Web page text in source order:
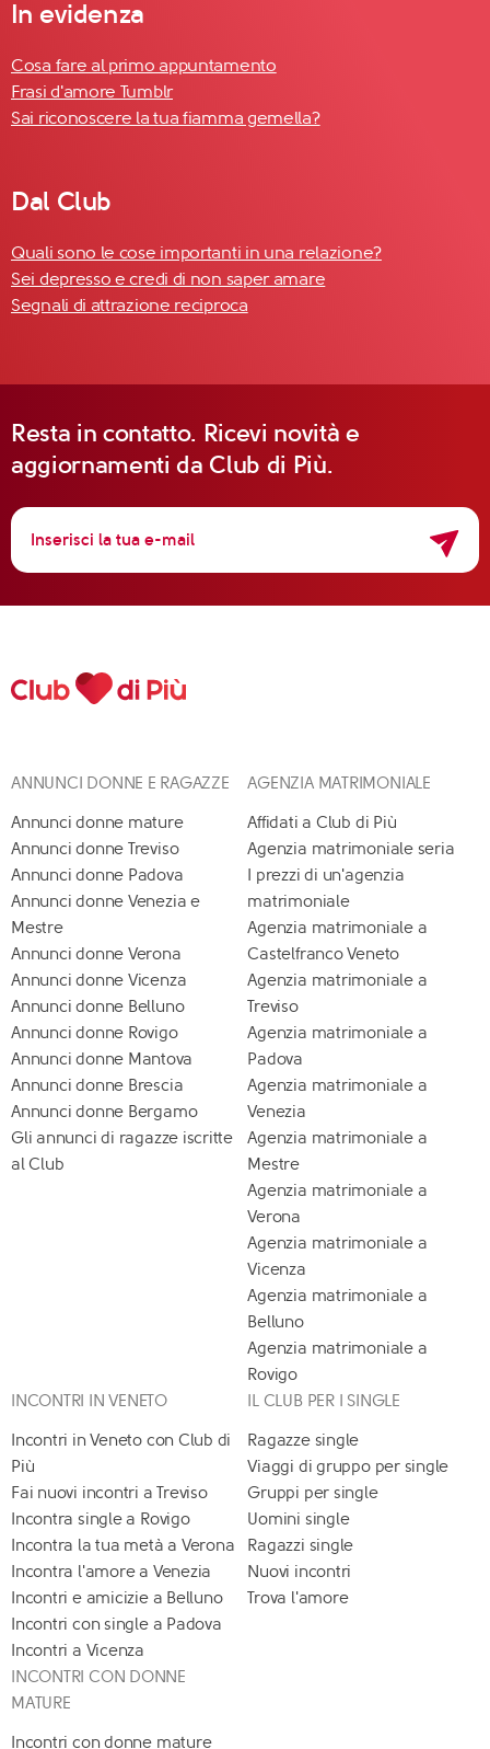
In evidenza
Cosa fare al primo appuntamento
Frasi d'amore Tumblr
Sai riconoscere la tua fiamma gemella?
Dal Club
Quali sono le cose importanti in una relazione?
Sei depresso e credi di non saper amare
Segnali di attrazione reciproca
Resta in contatto. Ricevi novità e
aggiornamenti da Club di Più.
ANNUNCI DONNE E RAGAZZE
Annunci donne mature
Annunci donne Treviso
Annunci donne Padova
Annunci donne Venezia e
Mestre
Annunci donne Verona
Annunci donne Vicenza
Annunci donne Belluno
Annunci donne Rovigo
Annunci donne Mantova
Annunci donne Brescia
Annunci donne Bergamo
Gli annunci di ragazze iscritte
al Club
AGENZIA MATRIMONIALE
Affidati a Club di Più
Agenzia matrimoniale seria
I prezzi di un'agenzia
matrimoniale
Agenzia matrimoniale a
Castelfranco Veneto
Agenzia matrimoniale a
Treviso
Agenzia matrimoniale a
Padova
Agenzia matrimoniale a
Venezia
Agenzia matrimoniale a
Mestre
Agenzia matrimoniale a
Verona
Agenzia matrimoniale a
Vicenza
Agenzia matrimoniale a
Belluno
Agenzia matrimoniale a
Rovigo
INCONTRI IN VENETO
Incontri in Veneto con Club di
Più
Fai nuovi incontri a Treviso
Incontra single a Rovigo
Incontra la tua metà a Verona
Incontra l'amore a Venezia
Incontri e amicizie a Belluno
Incontri con single a Padova
Incontri a Vicenza
IL CLUB PER I SINGLE
Ragazze single
Viaggi di gruppo per single
Gruppi per single
Uomini single
Ragazzi single
Nuovi incontri
Trova l'amore
INCONTRI CON DONNE
MATURE
Incontri con donne mature